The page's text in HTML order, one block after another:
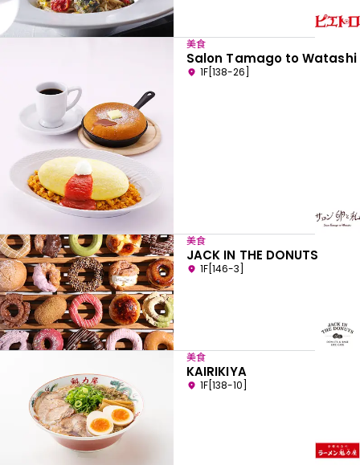
美食
Salon Tamago to Watashi
1F[138-26]
美食
JACK IN THE DONUTS
1F[146-3]
美食
KAIRIKIYA
1F[138-10]